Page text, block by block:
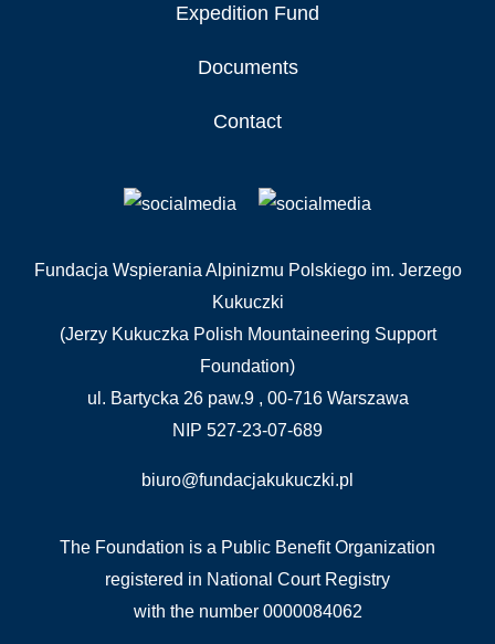
Expedition Fund
Documents
Contact
Fundacja Wspierania Alpinizmu Polskiego im. Jerzego
Kukuczki
(Jerzy Kukuczka Polish Mountaineering Support
Foundation)
ul. Bartycka 26 paw.9 , 00-716 Warszawa
NIP 527-23-07-689
biuro@fundacjakukuczki.pl
The Foundation is a Public Benefit Organization
registered in National Court Registry
with the number 0000084062